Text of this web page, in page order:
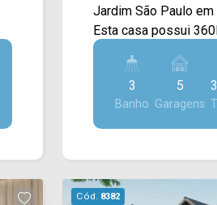
Jardim São Paulo em
Esta casa possui
178M² de
ampla sala de estar e
integradas, cozinha
área de serviço com
banheiro. Sua área externa e quintal são
salas. > 03 quartos, sendo 01 suíte; >
3
Banho
5
Garagens
Cód. 8382